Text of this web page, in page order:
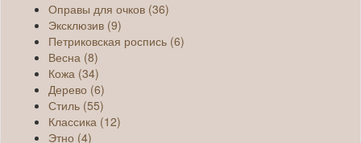
Оправы для очков (36)
Эксклюзив (9)
Петриковская роспись (6)
Весна (8)
Кожа (34)
Дерево (6)
Стиль (55)
Классика (12)
Этно (4)